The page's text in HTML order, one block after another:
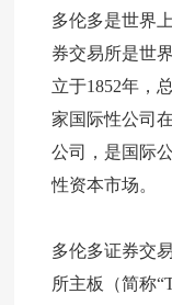
多伦多是世界
券交易所是世
立于1852年，
家国际性公司
公司，是国际
性资本市场。
多伦多证券交
所主板（简称